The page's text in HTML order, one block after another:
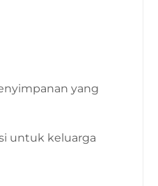
yang
untuk keluarga